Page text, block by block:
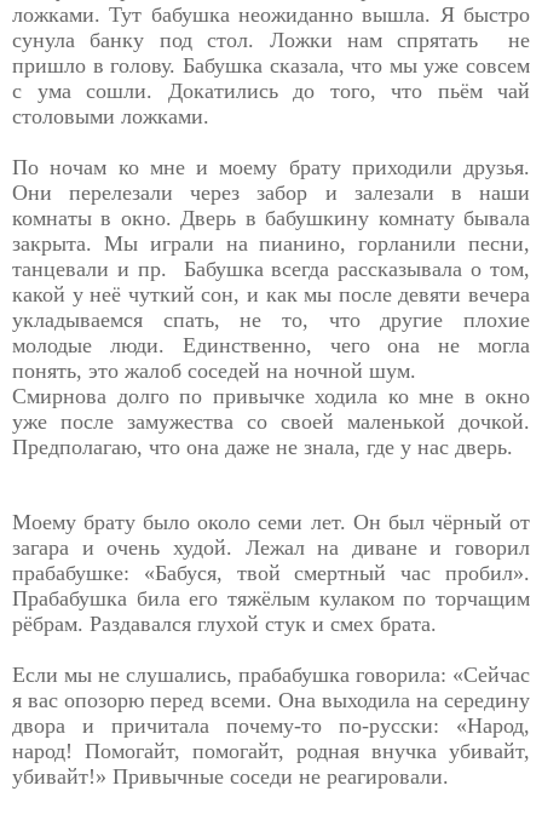
ложками. Тут бабушка неожиданно вышла. Я быстро
сунула банку под стол. Ложки нам спрятать не
пришло в голову. Бабушка сказала, что мы уже совсем
с ума сошли. Докатились до того, что пьём чай
столовыми ложками.
По ночам ко мне и моему брату приходили друзья.
Они перелезали через забор и залезали в наши
комнаты в окно. Дверь в бабушкину комнату бывала
закрыта. Мы играли на пианино, горланили песни,
танцевали и пр. Бабушка всегда рассказывала о том,
какой у неё чуткий сон, и как мы после девяти вечера
укладываемся спать, не то, что другие плохие
молодые люди. Единственно, чего она не могла
понять, это жалоб соседей на ночной шум.
Смирнова долго по привычке ходила ко мне в окно
уже после замужества со своей маленькой дочкой.
Предполагаю, что она даже не знала, где у нас дверь.
Моему брату было около семи лет. Он был чёрный от
загара и очень худой. Лежал на диване и говорил
прабабушке: «Бабуся, твой смертный час пробил».
Прабабушка била его тяжёлым кулаком по торчащим
рёбрам. Раздавался глухой стук и смех брата.
Если мы не слушались, прабабушка говорила: «Сейчас
я вас опозорю перед всеми. Она выходила на середину
двора и причитала почему-то по-русски: «Народ,
народ! Помогайт, помогайт, родная внучка убивайт,
убивайт!» Привычные соседи не реагировали.